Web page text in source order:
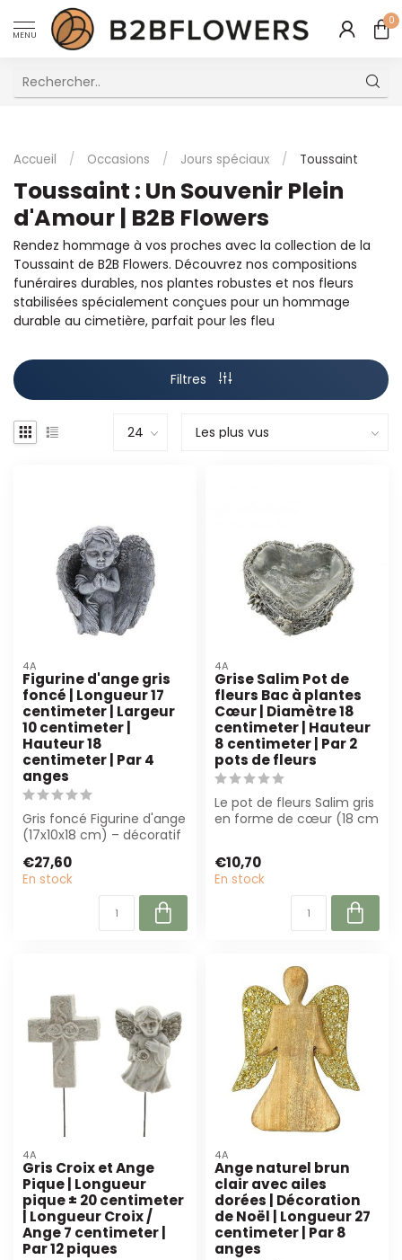
MENU
0
Accueil / Occasions / Jours spéciaux / Toussaint
Toussaint : Un Souvenir Plein
d'Amour | B2B Flowers
Rendez hommage à vos proches avec la collection de la
Toussaint de B2B Flowers. Découvrez nos compositions
funéraires durables, nos plantes robustes et nos fleurs
stabilisées spécialement conçues pour un hommage
durable au cimetière, parfait pour les fleu
Filtres
4A
Figurine d'ange gris
foncé | Longueur 17
centimeter | Largeur
10 centimeter |
Hauteur 18
centimeter | Par 4
anges
Gris foncé Figurine d'ange
(17x10x18 cm) – décoratif
composition...
€27,60
En stock
4A
Grise Salim Pot de
fleurs Bac à plantes
Cœur | Diamètre 18
centimeter | Hauteur
8 centimeter | Par 2
pots de fleurs
Le pot de fleurs Salim gris
en forme de cœur (18 cm
€10,70
En stock
4A
Gris Croix et Ange
Pique | Longueur
pique ± 20 centimeter
| Longueur Croix /
Ange 7 centimeter |
Par 12 piques
4A
Ange naturel brun
clair avec ailes
dorées | Décoration
de Noël | Longueur 27
centimeter | Par 8
anges